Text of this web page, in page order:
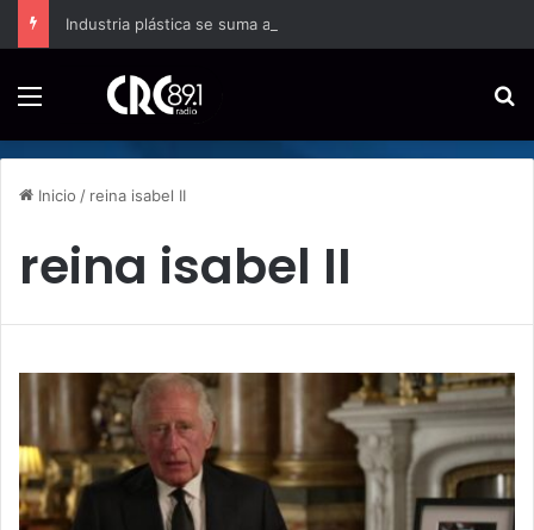
Industria plástica se suma a la economía circular
Inicio / reina isabel II
reina isabel II